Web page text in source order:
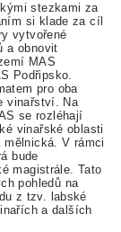
stezkami za
si klade za cíl
vytvořené
a obnovit
MAS
Podřipsko.
pro oba
vinařství. Na
se rozléhají
vinařské oblasti
V rámci
bude
magistrále. Tato
pohledů na
z tzv. labské
a dalších